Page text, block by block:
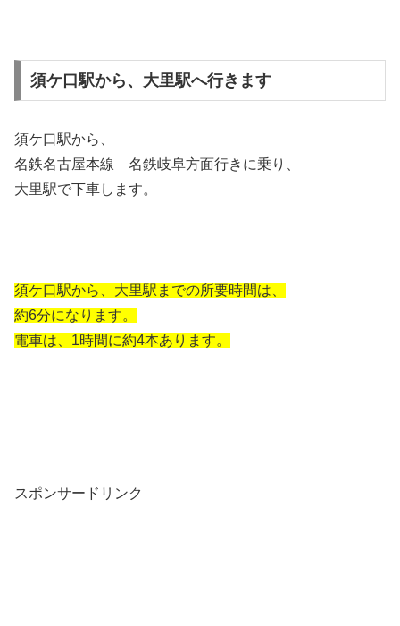
須ケ口駅から、大里駅へ行きます
須ケ口駅から、
名鉄名古屋本線 名鉄岐阜方面行きに乗り、
大里駅で下車します。
須ケ口駅から、大里駅までの所要時間は、
約6分になります。
電車は、1時間に約4本あります。
スポンサードリンク